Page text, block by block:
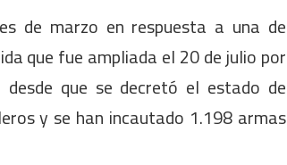
de marzo en respuesta a una de
que fue ampliada el 20 de julio por
que se decretó el estado de
y se han incautado 1.198 armas